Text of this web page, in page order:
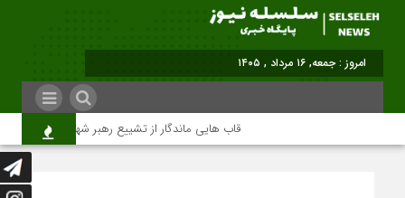
امروز : جمعه, ۱۶ مرداد , ۱۴۰۵
قاب هایی ماندگار از تشییع رهبر شهید در تهران